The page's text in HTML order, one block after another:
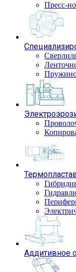
Пресс-
Аддитивное